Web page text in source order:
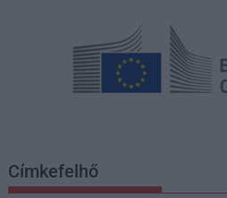
Címkefelhő